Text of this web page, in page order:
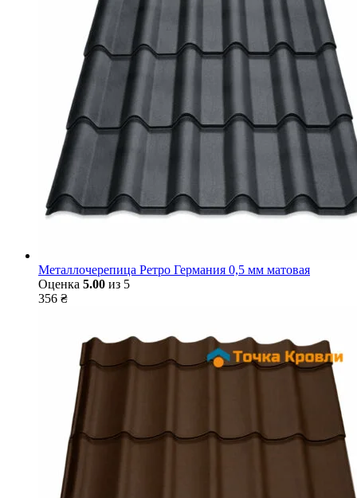
Металлочерепица Ретро Германия 0,5 мм матовая
Оценка 5.00 из 5
356 ₴